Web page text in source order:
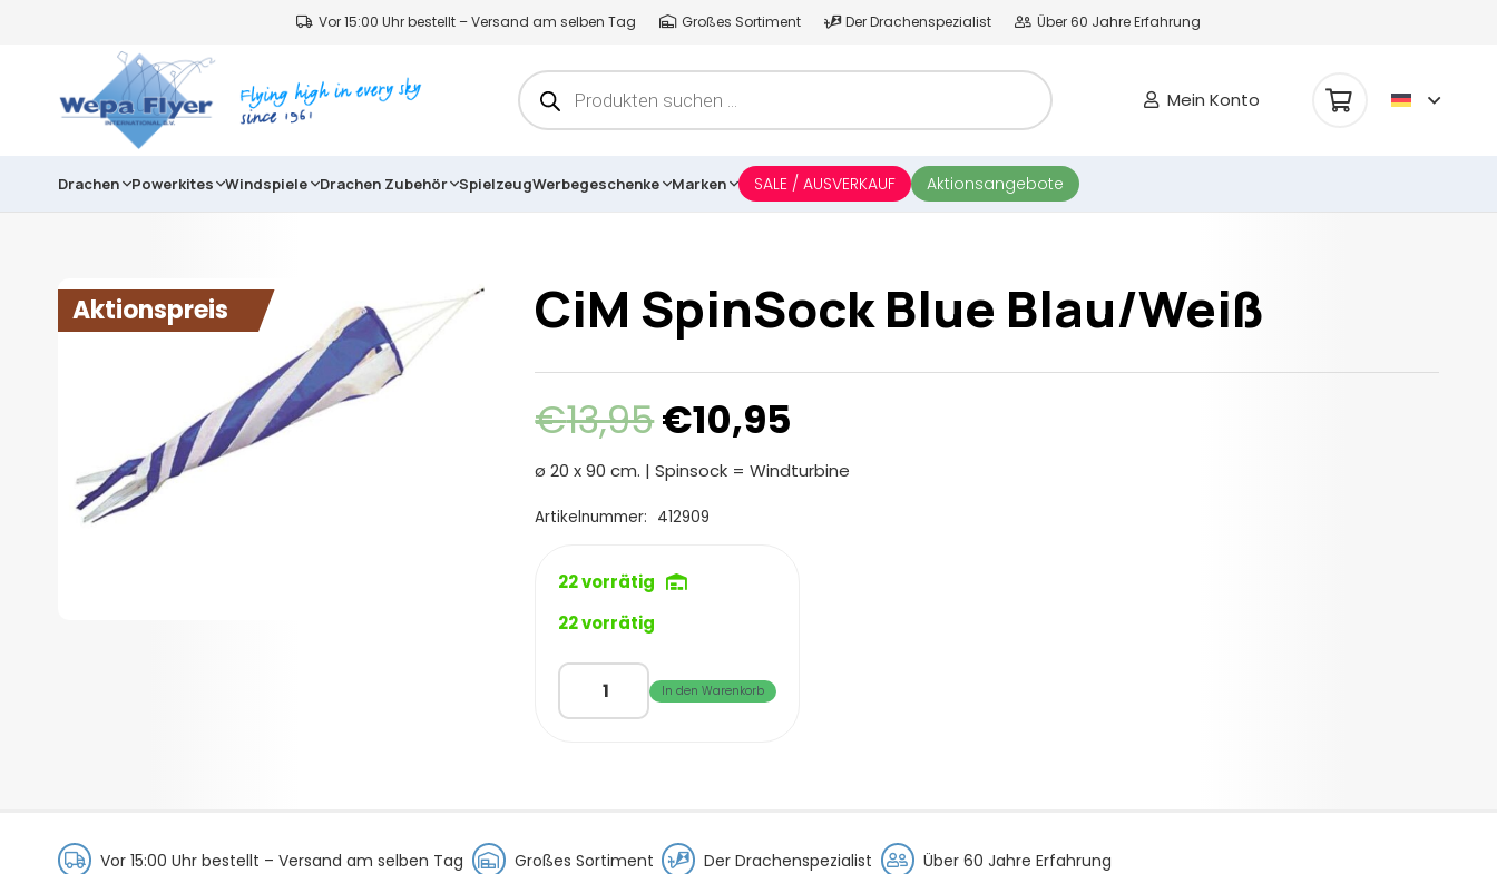
Vor 15:00 Uhr bestellt – Versand am selben Tag Großes Sortiment Der Drachenspezialist Über 60 Jahre Erfahrung
Products
search Mein Konto
Drachen Powerkites Windspiele Drachen Zubehör SpielzeugWerbegeschenke Marken SALE / AUSVERKAUF Aktionsangebote
Aktionspreis CiM SpinSock Blue Blau/Weiß
€13,95Ursprünglicher
Preis
war:
€13,95
€10,95
ist:
ø 20 x 90 cm. | Spinsock = Windturbine
Artikelnummer: 412909
22 vorrätig
22 vorrätig
CiM
SpinSock
In den Warenkorb
Vor 15:00 Uhr bestellt – Versand am selben Tag Großes Sortiment Der Drachenspezialist Über 60 Jahre Erfahrung